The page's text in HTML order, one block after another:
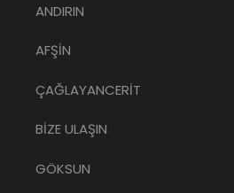
ANDIRIN
AFŞİN
ÇAĞLAYANCERİT
BİZE ULAŞIN
GÖKSUN